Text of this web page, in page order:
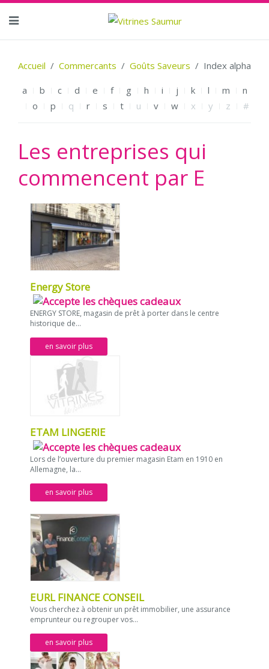
Accueil Commercants Goûts Saveurs Index alpha
a b c d e f g h i j k l m
n
o
p q r s t u v w x y z #
Les entreprises qui
commencent par E
Energy Store
ENERGY STORE, magasin de prêt à porter dans le centre
historique de...
en savoir plus
ETAM LINGERIE
Lors de l’ouverture du premier magasin Etam en 1910 en
Allemagne, la...
en savoir plus
EURL FINANCE CONSEIL
Vous cherchez à obtenir un prêt immobilier, une assurance
emprunteur ou regrouper vos...
en savoir plus